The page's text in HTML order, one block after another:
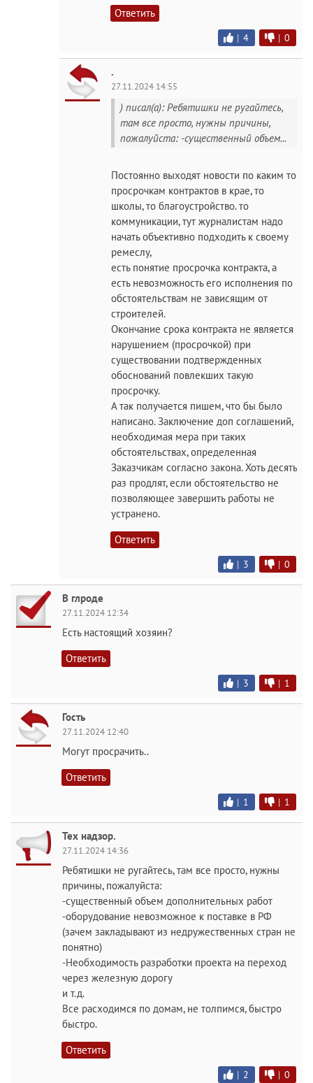
Ответить
| 4 | 0
.
27.11.2024 14:55
) писал(а): Ребятишки не ругайтесь,
там все просто, нужны причины,
пожалуйста: -существенный объем...
Постоянно выходят новости по каким то
просрочкам контрактов в крае, то
школы, то благоустройство. то
коммуникации, тут журналистам надо
начать объективно подходить к своему
ремеслу,
есть понятие просрочка контракта, а
есть невозможность его исполнения по
обстоятельствам не зависящим от
строителей.
Окончание срока контракта не является
нарушением (просрочкой) при
существовании подтвержденных
обоснований повлекших такую
просрочку.
А так получается пишем, что бы было
написано. Заключение доп соглашений,
необходимая мера при таких
обстоятельствах, определенная
Заказчикам согласно закона. Хоть десять
раз продлят, если обстоятельство не
позволяющее завершить работы не
устранено.
Ответить
| 3 | 0
В глроде
27.11.2024 12:34
Есть настоящий хозяин?
Ответить
| 3 | 1
Гость
27.11.2024 12:40
Могут просрачить..
Ответить
| 1 | 1
Тех надзор.
27.11.2024 14:36
Ребятишки не ругайтесь, там все просто, нужны
причины, пожалуйста:
-существенный объем дополнительных работ
-оборудование невозможное к поставке в РФ
(зачем закладывают из недружественных стран не
понятно)
-Необходимость разработки проекта на переход
через железную дорогу
и т.д.
Все расходимся по домам, не толпимся, быстро
быстро.
Ответить
| 2 | 0